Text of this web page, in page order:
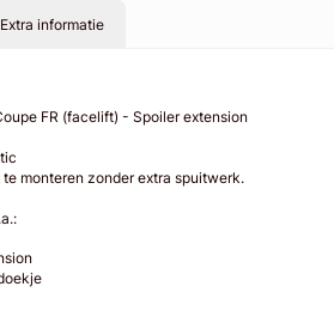
Extra informatie
FR (facelift) - Spoiler extension
monteren zonder extra spuitwerk.